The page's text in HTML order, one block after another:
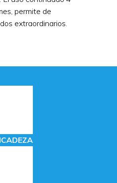
permite de
extraordinarios.